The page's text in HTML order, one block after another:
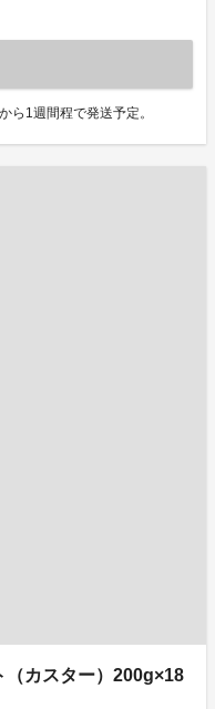
ら1週間程で発送予定。
カスター）200g×18